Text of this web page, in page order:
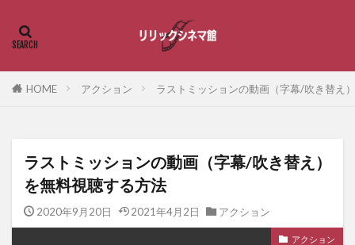
HOME アクション ラストミッションの動画（字幕/吹き替え
ラストミッションの動画（字幕/吹き替え）
を無料視聴する方法
2020年9月20日 2021年4月2日 アクション
アクション